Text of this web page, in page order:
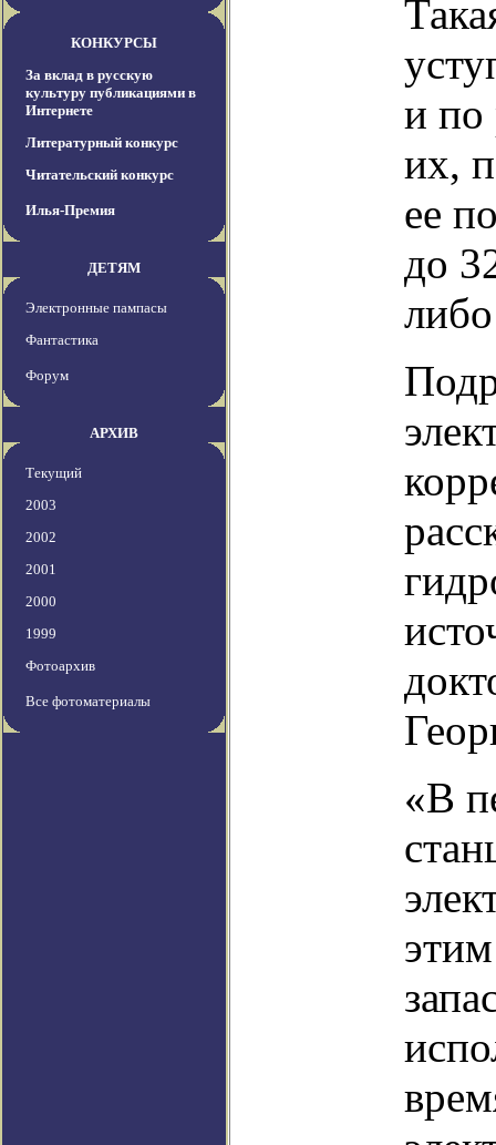
КОНКУРСЫ
За вклад в русскую
культуру публикациями в
Интернете
Литературный конкурс
Читательский конкурс
Илья-Премия
ДЕТЯМ
Электронные пампасы
Фантастика
Форум
АРХИВ
Текущий
2003
2002
2001
2000
1999
Фотоархив
Все фотоматериалы
и по
их,
ее
до
«В